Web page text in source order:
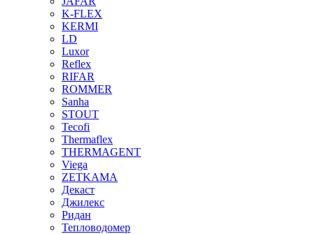
K-FLEX
KERMI
LD
Luxor
Reflex
RIFAR
ROMMER
Sanha
STOUT
Tecofi
Thermaflex
THERMAGENT
Viega
ZETKAMA
Декаст
Джилекс
Ридан
Тепловодомер